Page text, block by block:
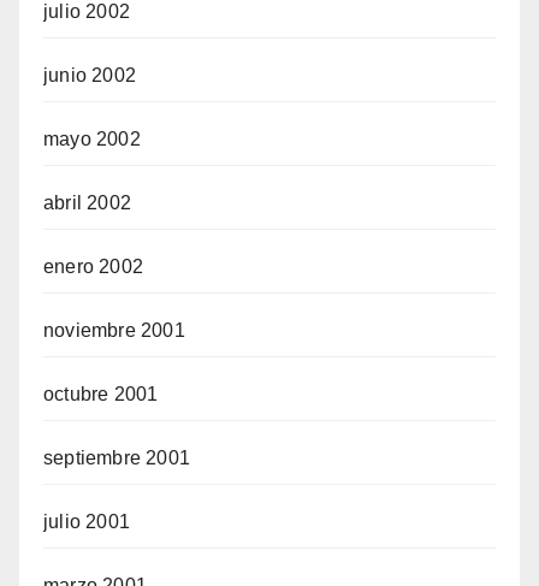
julio 2002
junio 2002
mayo 2002
abril 2002
enero 2002
noviembre 2001
octubre 2001
septiembre 2001
julio 2001